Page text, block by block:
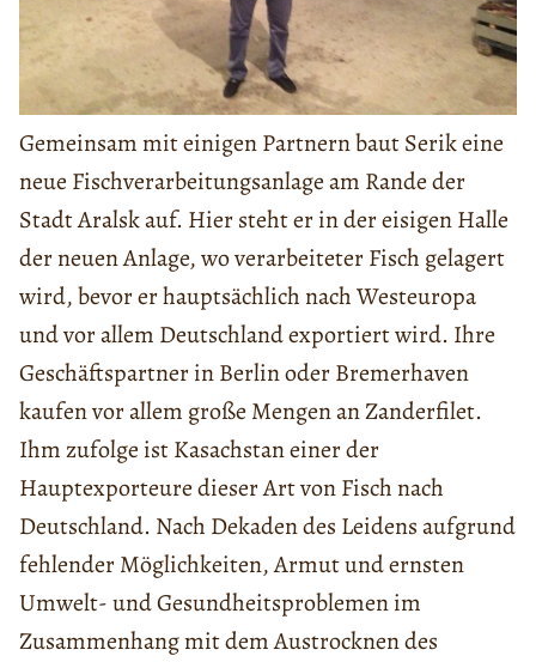
Gemeinsam mit einigen Partnern baut Serik eine
neue Fischverarbeitungsanlage am Rande der
Stadt Aralsk auf. Hier steht er in der eisigen Halle
der neuen Anlage, wo verarbeiteter Fisch gelagert
wird, bevor er hauptsächlich nach Westeuropa
und vor allem Deutschland exportiert wird. Ihre
Geschäftspartner in Berlin oder Bremerhaven
kaufen vor allem große Mengen an Zanderfilet.
Ihm zufolge ist Kasachstan einer der
Hauptexporteure dieser Art von Fisch nach
Deutschland. Nach Dekaden des Leidens aufgrund
fehlender Möglichkeiten, Armut und ernsten
Umwelt- und Gesundheitsproblemen im
Zusammenhang mit dem Austrocknen des